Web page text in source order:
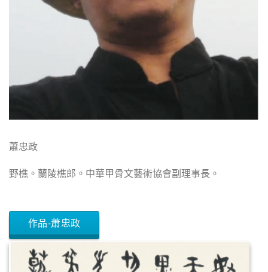
蕭忠政
野樵。蘭陵樵郎。中華甲骨文藝術協會副理事長。
作品-蕭忠政